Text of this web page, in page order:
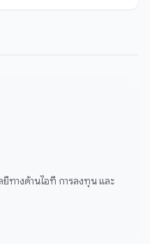
ทางด้านไอที การลงทุน และ